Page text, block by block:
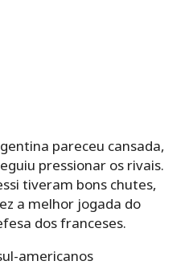
pareceu cansada,
pressionar os rivais.
tiveram bons chutes,
a melhor jogada do
dos franceses.
americanos